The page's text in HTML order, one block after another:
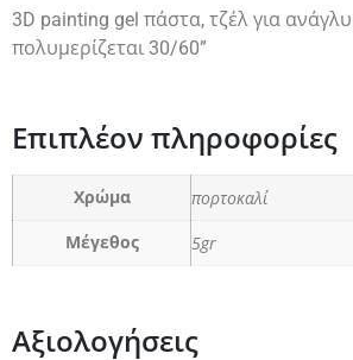
3D painting gel πάστα, τζέλ για
πολυμερίζεται 30/60”
Επιπλέον πληροφορίες
Χρώμα πορτοκαλί
Μέγεθος 5gr
Αξιολογήσεις